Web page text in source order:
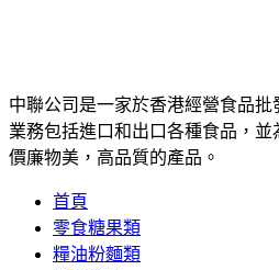
中聯公司是一家於香港經營食品
業務包括進口和出口各種食品，
價廉物美，高品質的產品。
首頁
零食糖果類
糧油粉麵類